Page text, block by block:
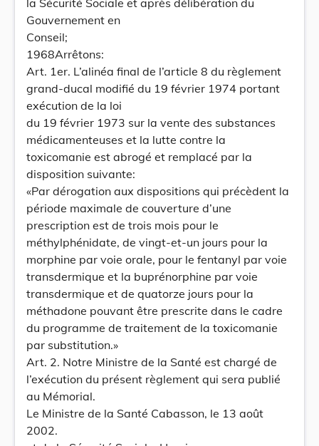
la Sécurité Sociale et après délibération du
Gouvernement en
Conseil;
1968Arrêtons:
Art. 1er. L’alinéa final de l’article 8 du règlement
grand-ducal modifié du 19 février 1974 portant
exécution de la loi
du 19 février 1973 sur la vente des substances
médicamenteuses et la lutte contre la
toxicomanie est abrogé et remplacé par la
disposition suivante:
«Par dérogation aux dispositions qui précèdent la
période maximale de couverture d’une
prescription est de trois mois pour le
méthylphénidate, de vingt-et-un jours pour la
morphine par voie orale, pour le fentanyl par voie
transdermique et la buprénorphine par voie
transdermique et de quatorze jours pour la
méthadone pouvant être prescrite dans le cadre
du programme de traitement de la toxicomanie
par substitution.»
Art. 2. Notre Ministre de la Santé est chargé de
l’exécution du présent règlement qui sera publié
au Mémorial.
Le Ministre de la Santé Cabasson, le 13 août
2002.